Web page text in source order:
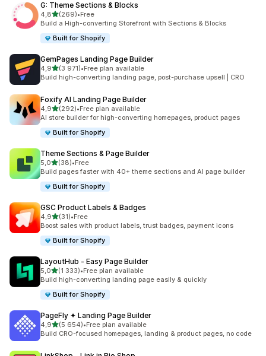
G: Theme Sections & Blocks
4,8av 5 stjerner
(269)
Totalt 269 omtaler
•Free
Build a High-converting Storefront with Sections & Blocks
Built for Shopify
GemPages Landing Page Builder
4,9av 5 stjerner
(3 971)
Totalt 3971 omtaler
•Free plan available
Build high-converting landing page, post-purchase upsell | CRO
Foxify AI Landing Page Builder
4,9av 5 stjerner
(292)
Totalt 292 omtaler
•Free plan available
AI store builder for high-converting homepages, product pages
Built for Shopify
Theme Sections & Page Builder
5,0av 5 stjerner
(38)
Totalt 38 omtaler
•Free
Build pages faster with 40+ theme sections and AI page builder
Built for Shopify
GSC Product Labels & Badges
4,9av 5 stjerner
(31)
Totalt 31 omtaler
•Free
Boost sales with product labels, trust badges, payment icons
Built for Shopify
LayoutHub ‑ Easy Page Builder
5,0av 5 stjerner
(1 333)
Totalt 1333 omtaler
•Free plan available
Build high-converting landing page easily & quickly
Built for Shopify
PageFly ✦ Landing Page Builder
4,9av 5 stjerner
(5 654)
Totalt 5654 omtaler
•Free plan available
Build CRO-focused homepages, landing & product pages, no code